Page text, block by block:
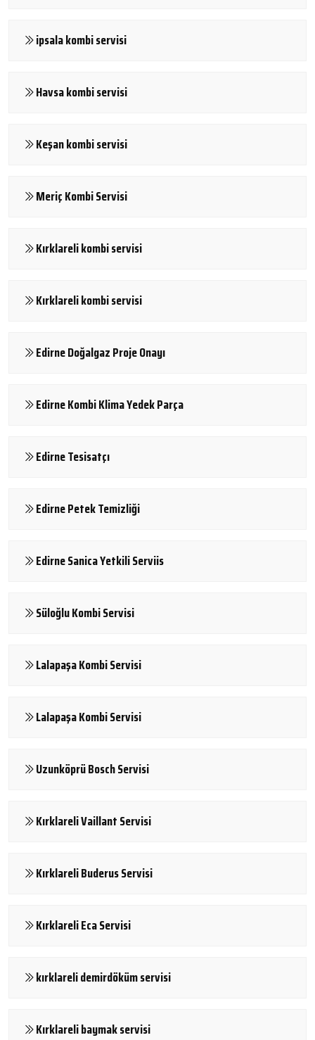
ipsala kombi servisi
Havsa kombi servisi
Keşan kombi servisi
Meriç Kombi Servisi
Kırklareli kombi servisi
Kırklareli kombi servisi
Edirne Doğalgaz Proje Onayı
Edirne Kombi Klima Yedek Parça
Edirne Tesisatçı
Edirne Petek Temizliği
Edirne Sanica Yetkili Serviis
Süloğlu Kombi Servisi
Lalapaşa Kombi Servisi
Lalapaşa Kombi Servisi
Uzunköprü Bosch Servisi
Kırklareli Vaillant Servisi
Kırklareli Buderus Servisi
Kırklareli Eca Servisi
kırklareli demirdöküm servisi
Kırklareli baymak servisi